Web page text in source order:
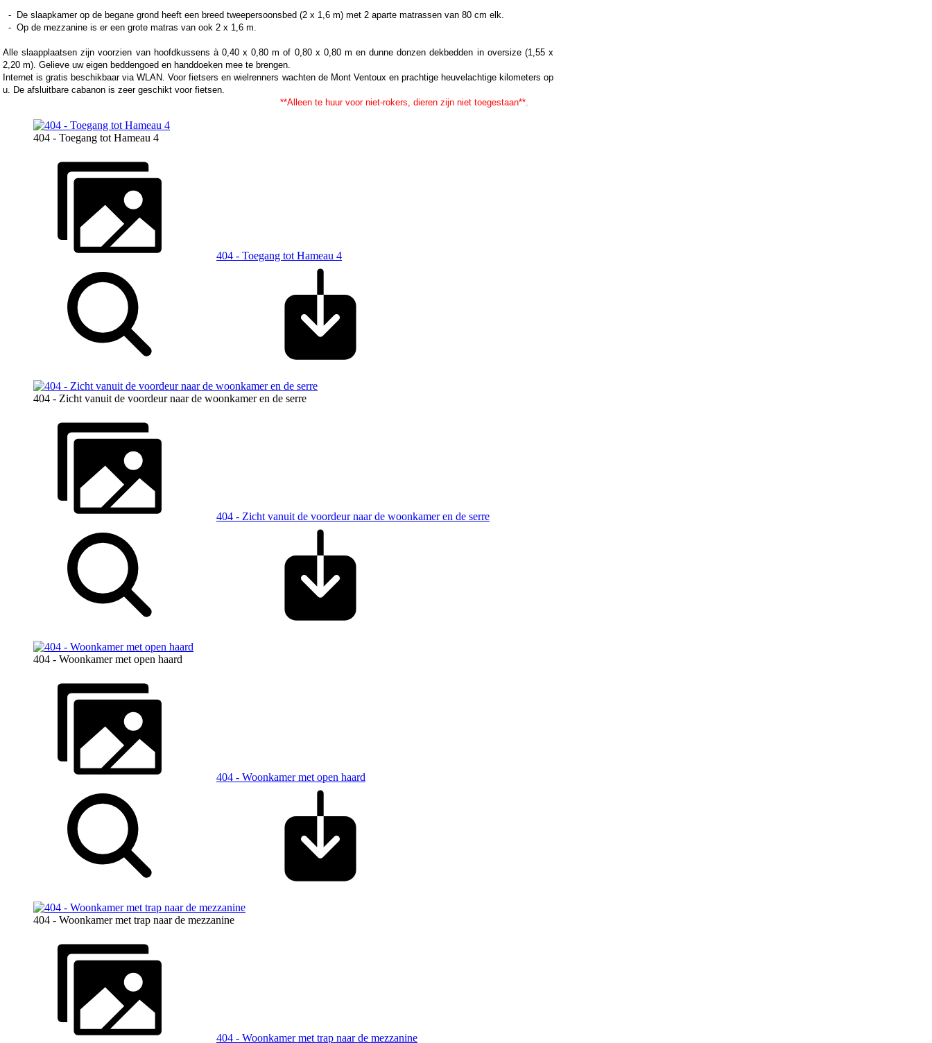
- De slaapkamer op de begane grond heeft een breed tweepersoonsbed (2 x 1,6 m) met 2 aparte matrassen van 80 cm elk.
- Op de mezzanine is er een grote matras van ook 2 x 1,6 m.
Alle slaapplaatsen zijn voorzien van hoofdkussens à 0,40 x 0,80 m of 0,80 x 0,80 m en dunne donzen dekbedden in oversize (1,55 x
2,20 m). Gelieve uw eigen beddengoed en handdoeken mee te brengen.
Internet is gratis beschikbaar via WLAN. Voor fietsers en wielrenners wachten de Mont Ventoux en prachtige heuvelachtige kilometers op
u. De afsluitbare cabanon is zeer geschikt voor fietsen.
**Alleen te huur voor niet-rokers, dieren zijn niet toegestaan**.
404 - Toegang tot Hameau 4
404 - Toegang tot Hameau 4
404 - Zicht vanuit de voordeur naar de woonkamer en de serre
404 - Zicht vanuit de voordeur naar de woonkamer en de serre
404 - Woonkamer met open haard
404 - Woonkamer met open haard
404 - Woonkamer met trap naar de mezzanine
404 - Woonkamer met trap naar de mezzanine